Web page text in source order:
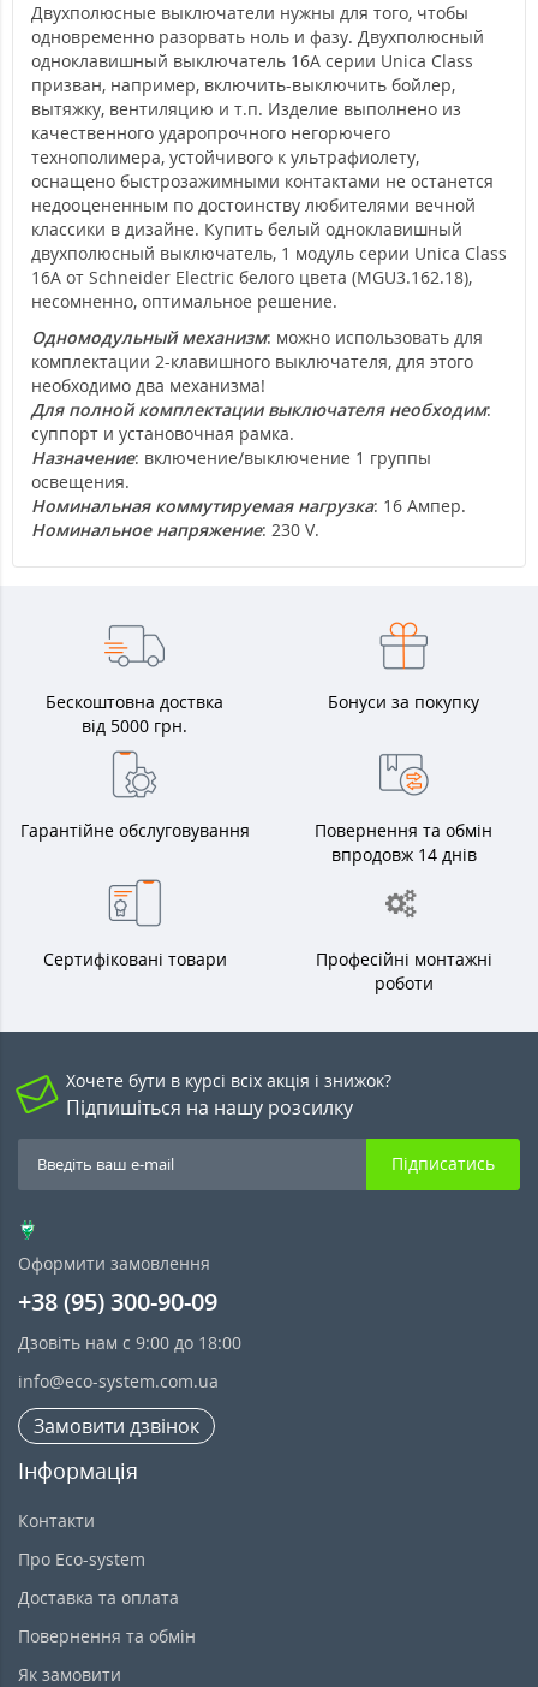
Двухполюсные выключатели нужны для того, чтобы
одновременно разорвать ноль и фазу. Двухполюсный
одноклавишный выключатель 16A серии Unica Class
призван, например, включить-выключить бойлер,
вытяжку, вентиляцию и т.п. Изделие выполнено из
качественного ударопрочного негорючего
технополимера, устойчивого к ультрафиолету,
оснащено быстрозажимными контактами не останется
недооцененным по достоинству любителями вечной
классики в дизайне. Купить белый одноклавишный
двухполюсный выключатель, 1 модуль серии Unica Class
16А от Schneider Electric белого цвета (MGU3.162.18),
несомненно, оптимальное решение.
Одномодульный механизм: можно использовать для
комплектации 2-клавишного выключателя, для этого
необходимо два механизма!
Для полной комплектации выключателя необходим:
суппорт и установочная рамка.
Назначение: включение/выключение 1 группы
освещения.
Номинальная коммутируемая нагрузка: 16 Ампер.
Номинальное напряжение: 230 V.
Бескоштовна доствка
від 5000 грн.
Бонуси за покупку
Гарантійне обслуговування
Повернення та обмін
впродовж 14 днів
Сертифіковані товари
Професійні монтажні
роботи
Хочете бути в курсі всіх акція і знижок?
Підпишіться на нашу розсилку
Підписатись
Оформити замовлення
+38 (95) 300-90-09
Дзовіть нам с 9:00 до 18:00
info@eco-system.com.ua
Замовити дзвінок
Інформація
Контакти
Про Eco-system
Доставка та оплата
Повернення та обмін
Як замовити